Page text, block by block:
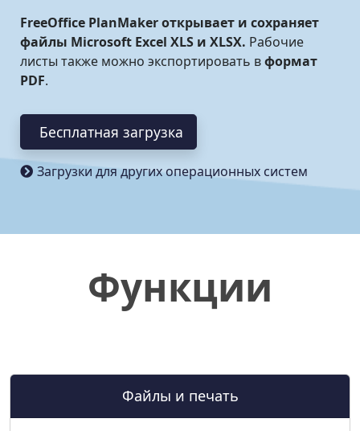
FreeOffice PlanMaker открывает и сохраняет
файлы Microsoft Excel XLS и XLSX. Рабочие
листы также можно экспортировать вформат
PDF.
Бесплатная загрузка
Загрузки для других операционных систем
Функции
Файлы и печать